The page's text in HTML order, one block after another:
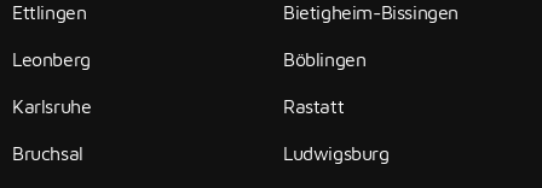
Ettlingen
Leonberg
Karlsruhe
Bruchsal
Bietigheim-Bissingen
Böblingen
Rastatt
Ludwigsburg